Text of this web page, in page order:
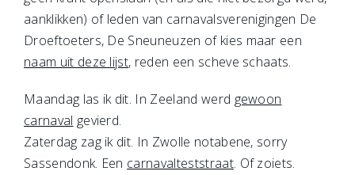
aanklikken) of leden van carnavalsverenigingen De
Droeftoeters, De Sneuneuzen of kies maar een
naam uit deze lijst, reden een scheve schaats.
Maandag las ik dit. In Zeeland werd gewoon
carnaval gevierd.
Zaterdag zag ik dit. In Zwolle notabene, sorry
Sassendonk. Een carnavalteststraat. Of zoiets.